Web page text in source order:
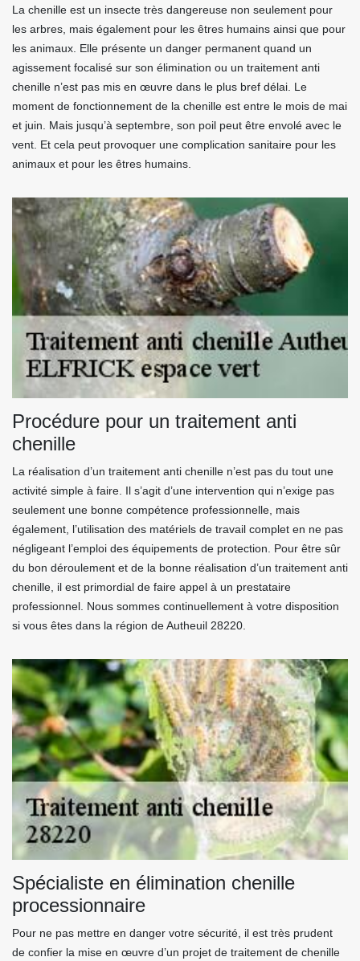
La chenille est un insecte très dangereuse non seulement pour
les arbres, mais également pour les êtres humains ainsi que pour
les animaux. Elle présente un danger permanent quand un
agissement focalisé sur son élimination ou un traitement anti
chenille n’est pas mis en œuvre dans le plus bref délai. Le
moment de fonctionnement de la chenille est entre le mois de mai
et juin. Mais jusqu’à septembre, son poil peut être envolé avec le
vent. Et cela peut provoquer une complication sanitaire pour les
animaux et pour les êtres humains.
Procédure pour un traitement anti
chenille
La réalisation d’un traitement anti chenille n’est pas du tout une
activité simple à faire. Il s’agit d’une intervention qui n’exige pas
seulement une bonne compétence professionnelle, mais
également, l’utilisation des matériels de travail complet en ne pas
négligeant l’emploi des équipements de protection. Pour être sûr
du bon déroulement et de la bonne réalisation d’un traitement anti
chenille, il est primordial de faire appel à un prestataire
professionnel. Nous sommes continuellement à votre disposition
si vous êtes dans la région de Autheuil 28220.
Spécialiste en élimination chenille
processionnaire
Pour ne pas mettre en danger votre sécurité, il est très prudent
de confier la mise en œuvre d’un projet de traitement de chenille